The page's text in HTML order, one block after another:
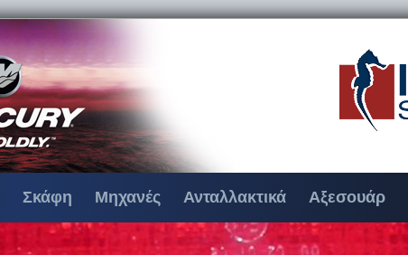
Σκάφη Μηχανές Ανταλλακτικά Αξεσουάρ